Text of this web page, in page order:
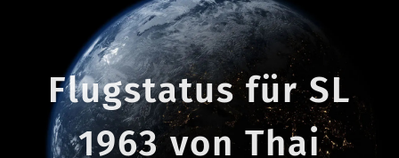
Flugstatus für SL
1963 von Thai